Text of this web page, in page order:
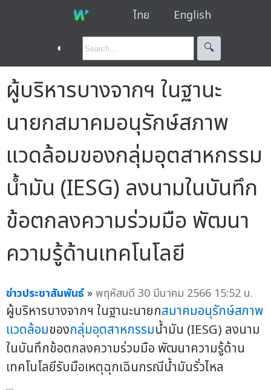
ไทย English
◐ 🔍︎
ผู้บริหารบางจากฯ ในฐานะ
นายกสมาคมอนุรักษ์สภาพ
แวดล้อมของกลุ่มอุตสาหกรรม
น้ำมัน (IESG) ลงนามในบันทึก
ข้อตกลงความร่วมมือ พัฒนา
ความรู้ด้านเทคโนโลยี
ข่าวประชาสัมพันธ์ »พฤหัสบดี 30 มีนาคม 2566 15:52 น.
ผู้บริหารบางจากฯ ในฐานะนายกสมาคมอนุรักษ์สภาพ
แวดล้อมของกลุ่มอุตสาหกรรมน้ำมัน (IESG) ลงนาม
ในบันทึกข้อตกลงความร่วมมือ พัฒนาความรู้ด้าน
เทคโนโลยีรับมือเหตุฉุกเฉินกรณีน้ำมันรั่วไหล